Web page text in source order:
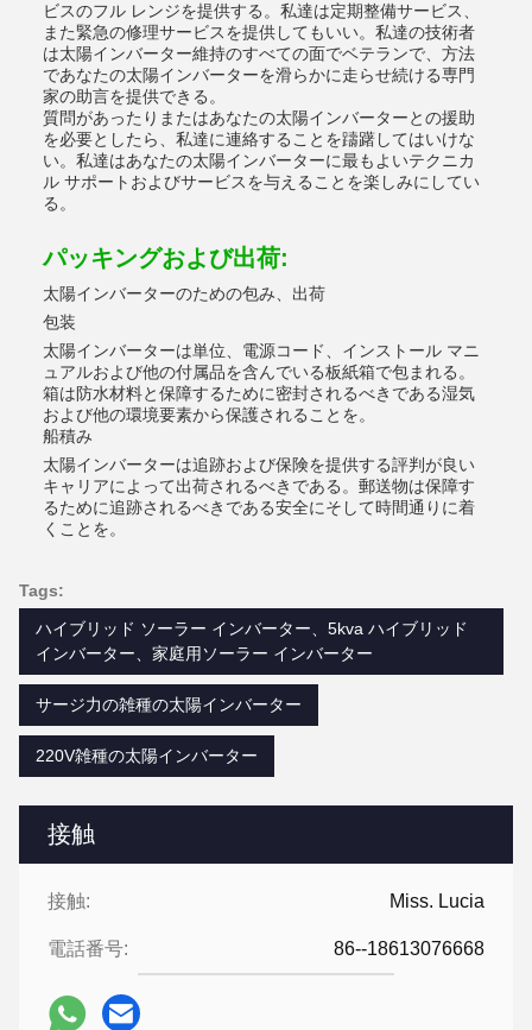
接触
接触: Miss. Lucia
電話番号: 86--18613076668
ビスのフル レンジを提供する。私達は定期整備サービス、
また緊急の修理サービスを提供してもいい。私達の技術者
は太陽インバーター維持のすべての面でベテランで、方法
であなたの太陽インバーターを滑らかに走らせ続ける専門
家の助言を提供できる。
質問があったりまたはあなたの太陽インバーターとの援助
を必要としたら、私達に連絡することを躊躇してはいけな
い。私達はあなたの太陽インバーターに最もよいテクニカ
ル サポートおよびサービスを与えることを楽しみにしてい
る。
パッキングおよび出荷:
太陽インバーターのための包み、出荷
包装
太陽インバーターは単位、電源コード、インストール マニ
ュアルおよび他の付属品を含んでいる板紙箱で包まれる。
箱は防水材料と保障するために密封されるべきである湿気
および他の環境要素から保護されることを。
船積み
太陽インバーターは追跡および保険を提供する評判が良い
キャリアによって出荷されるべきである。郵送物は保障す
るために追跡されるべきである安全にそして時間通りに着
くことを。
Tags:
ハイブリッド ソーラー インバーター、5kva ハイブリッド
インバーター、家庭用ソーラー インバーター
サージ力の雑種の太陽インバーター
220V雑種の太陽インバーター